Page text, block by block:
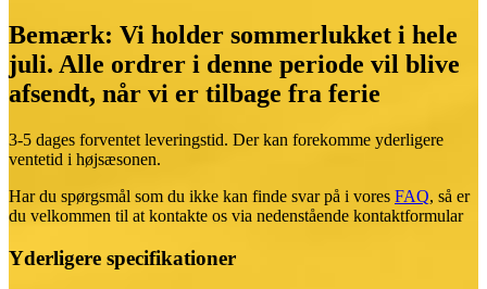
Bemærk: Vi holder sommerlukket i hele
juli. Alle ordrer i denne periode vil blive
afsendt, når vi er tilbage fra ferie
3-5 dages forventet leveringstid. Der kan forekomme yderligere
ventetid i højsæsonen.
Har du spørgsmål som du ikke kan finde svar på i vores FAQ, så er
du velkommen til at kontakte os via nedenstående kontaktformular
Yderligere specifikationer